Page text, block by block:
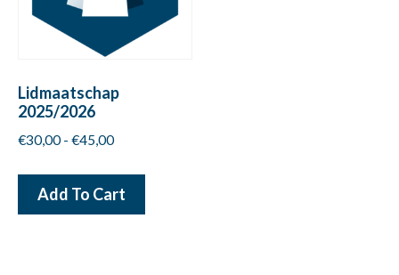
Lidmaatschap
2025/2026
€30,00 - €45,00Prijsklasse:
Add To Cart
Dit